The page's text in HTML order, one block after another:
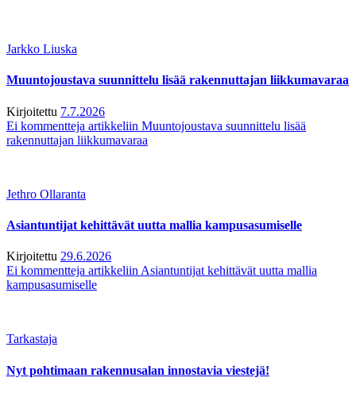
Jarkko Liuska
Muuntojoustava suunnittelu lisää rakennuttajan liikkumavaraa
Kirjoitettu 7.7.2026
Ei kommentteja artikkeliin Muuntojoustava suunnittelu lisää
rakennuttajan liikkumavaraa
Jethro Ollaranta
Asiantuntijat kehittävät uutta mallia kampusasumiselle
Kirjoitettu 29.6.2026
Ei kommentteja artikkeliin Asiantuntijat kehittävät uutta mallia
kampusasumiselle
Tarkastaja
Nyt pohtimaan rakennusalan innostavia viestejä!